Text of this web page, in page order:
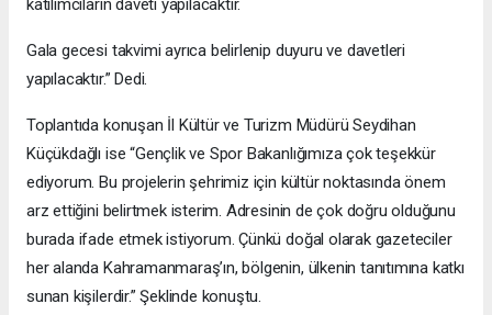
katılımcıların daveti yapılacaktır.
Gala gecesi takvimi ayrıca belirlenip duyuru ve davetleri
yapılacaktır.” Dedi.
Toplantıda konuşan İl Kültür ve Turizm Müdürü Seydihan
Küçükdağlı ise “Gençlik ve Spor Bakanlığımıza çok teşekkür
ediyorum. Bu projelerin şehrimiz için kültür noktasında önem
arz ettiğini belirtmek isterim. Adresinin de çok doğru olduğunu
burada ifade etmek istiyorum. Çünkü doğal olarak gazeteciler
her alanda Kahramanmaraş’ın, bölgenin, ülkenin tanıtımına katkı
sunan kişilerdir.” Şeklinde konuştu.